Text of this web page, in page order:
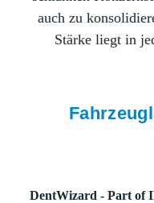
auch zu
Stärke liegt in
DentWizard - Part of